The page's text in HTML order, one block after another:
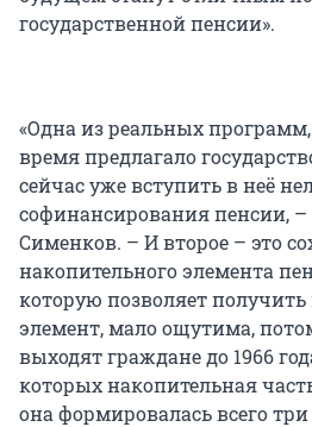
государственной пенсии».
«Одна из реальных
время предлагало
сейчас уже вступить в неё
софинансирования пенсии,
Сименков. – И второе – это
накопительного элемента
которую позволяет
элемент, мало ощутима,
выходят граждане до 1966
которых накопительная
она формировалась всего три